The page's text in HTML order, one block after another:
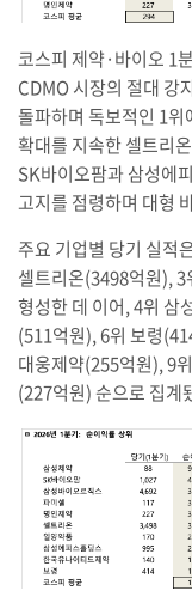
코스피 제약·바이오 1
CDMO 시장의 절대 강
돌파하며 독보적인 1
확대를 지속한 셀트리
SK바이오팜과 삼성에
고지를 점령하며 대형
주요 기업별 당기 실적
셀트리온(3498억원),
형성한 데 이어, 4위 삼
(511억원), 6위 보령
대웅제약(255억원), 9
(227억원) 순으로 집계